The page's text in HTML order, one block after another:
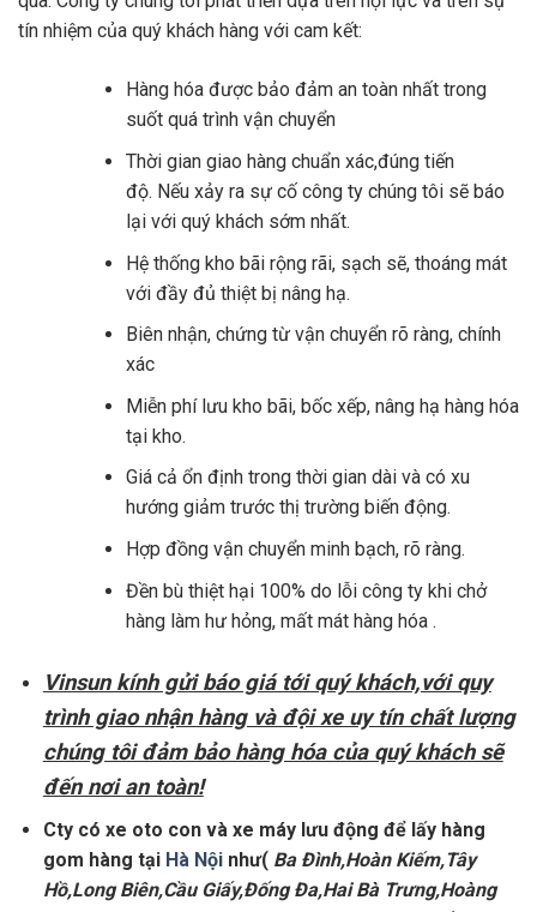
tín nhiệm của quý khách hàng với cam kết:
Hàng hóa được bảo đảm an toàn nhất trong
suốt quá trình vận chuyển
Thời gian giao hàng chuẩn xác,đúng tiến
độ. Nếu xảy ra sự cố công ty chúng tôi sẽ báo
lại với quý khách sớm nhất.
Hệ thống kho bãi rộng rãi, sạch sẽ, thoáng mát
với đầy đủ thiệt bị nâng hạ.
Biên nhận, chứng từ vận chuyển rõ ràng, chính
xác
Miễn phí lưu kho bãi, bốc xếp, nâng hạ hàng hóa
tại kho.
Giá cả ổn định trong thời gian dài và có xu
hướng giảm trước thị trường biến động.
Hợp đồng vận chuyển minh bạch, rõ ràng.
Đền bù thiệt hại 100% do lỗi công ty khi chở
hàng làm hư hỏng, mất mát hàng hóa .
Vinsun kính gửi báo giá tới quý khách,với quy
trình giao nhận hàng và đội xe uy tín chất lượng
chúng tôi đảm bảo hàng hóa của quý khách sẽ
đến nơi an toàn!
Cty có xe oto con và xe máy lưu động để lấy hàng
gom hàng tại Hà Nộinhư( Ba Đình,Hoàn Kiếm,Tây
Hồ,Long Biên,Cầu Giấy,Đống Đa,Hai Bà Trưng,Hoàng